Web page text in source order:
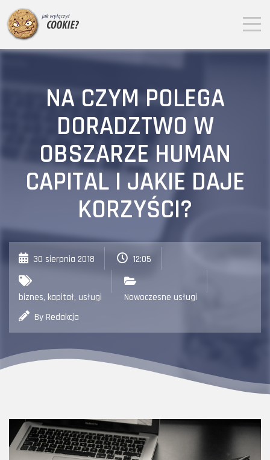
NA CZYM POLEGA
DORADZTWO W
OBSZARZE HUMAN
CAPITAL I JAKIE DAJE
KORZYŚCI?
30 sierpnia 2018 12:05
biznes, kapitał, usługi
Nowoczesne usługi
By Redakcja